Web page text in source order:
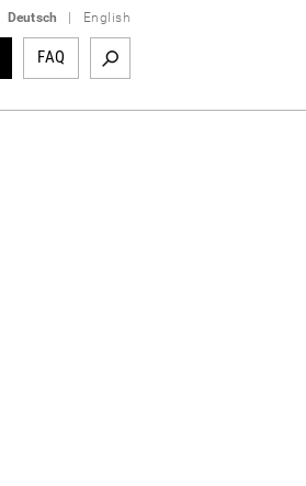
Deutsch English
FAQ